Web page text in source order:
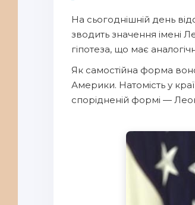
На сьогоднішній день
зводить значення імені
гіпотеза, що має
Як самостійна форма
Америки. Натомість у
спорідненій формі —